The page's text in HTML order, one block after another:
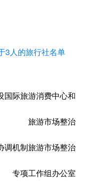
3人的旅行社名单
国际旅游消费中心和
旅游市场整治
调机制旅游市场整治
专项工作组办公室